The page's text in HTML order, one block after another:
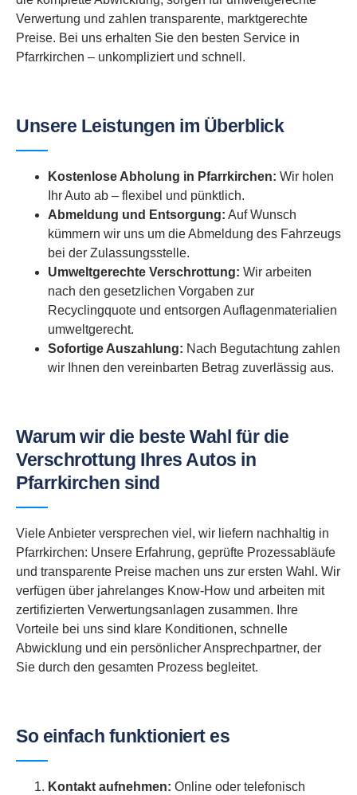
Verwertung und zahlen transparente, marktgerechte
Preise. Bei uns erhalten Sie den besten Service in
Pfarrkirchen – unkompliziert und schnell.
Unsere Leistungen im Überblick
Kostenlose Abholung in Pfarrkirchen: Wir holen
Ihr Auto ab – flexibel und pünktlich.
Abmeldung und Entsorgung: Auf Wunsch
kümmern wir uns um die Abmeldung des Fahrzeugs
bei der Zulassungsstelle.
Umweltgerechte Verschrottung: Wir arbeiten
nach den gesetzlichen Vorgaben zur
Recyclingquote und entsorgen Auflagenmaterialien
umweltgerecht.
Sofortige Auszahlung: Nach Begutachtung zahlen
wir Ihnen den vereinbarten Betrag zuverlässig aus.
Warum wir die beste Wahl für die
Verschrottung Ihres Autos in
Pfarrkirchen sind
Viele Anbieter versprechen viel, wir liefern nachhaltig in
Pfarrkirchen: Unsere Erfahrung, geprüfte Prozessabläufe
und transparente Preise machen uns zur ersten Wahl. Wir
verfügen über jahrelanges Know-How und arbeiten mit
zertifizierten Verwertungsanlagen zusammen. Ihre
Vorteile bei uns sind klare Konditionen, schnelle
Abwicklung und ein persönlicher Ansprechpartner, der
Sie durch den gesamten Prozess begleitet.
So einfach funktioniert es
Kontakt aufnehmen: Online oder telefonisch